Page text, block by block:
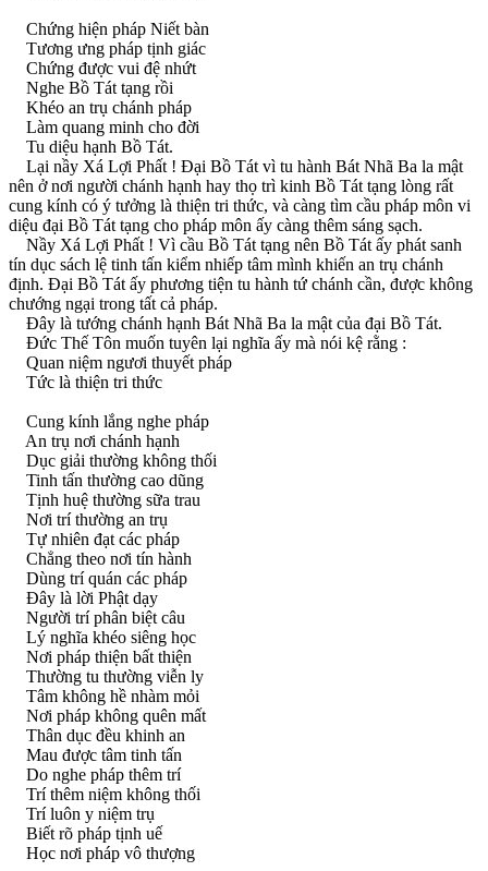
Chứng hiện pháp Niết bàn
Tương ưng pháp tịnh giác
Chứng được vui đệ nhứt
Nghe Bồ Tát tạng rồi
Khéo an trụ chánh pháp
Làm quang minh cho đời
Tu diệu hạnh Bồ Tát.
Lại nầy Xá Lợi Phất ! Ðại Bồ Tát vì tu hành Bát Nhã Ba la mật
nên ở nơi người chánh hạnh hay thọ trì kinh Bồ Tát tạng lòng rất
cung kính có ý tưởng là thiện tri thức, và càng tìm cầu pháp môn vi
diệu đại Bồ Tát tạng cho pháp môn ấy càng thêm sáng sạch.
Nầy Xá Lợi Phất ! Vì cầu Bồ Tát tạng nên Bồ Tát ấy phát sanh
tín dục sách lệ tinh tấn kiểm nhiếp tâm mình khiến an trụ chánh
định. Ðại Bồ Tát ấy phương tiện tu hành tứ chánh cần, được không
chướng ngại trong tất cả pháp.
Ðây là tướng chánh hạnh Bát Nhã Ba la mật của đại Bồ Tát.
Ðức Thế Tôn muốn tuyên lại nghĩa ấy mà nói kệ rằng :
Quan niệm ngươi thuyết pháp
Tức là thiện tri thức
Cung kính lắng nghe pháp
An trụ nơi chánh hạnh
Dục giải thường không thối
Tinh tấn thường cao dũng
Tịnh huệ thường sữa trau
Nơi trí thường an trụ
Tự nhiên đạt các pháp
Chẳng theo nơi tín hành
Dùng trí quán các pháp
Ðây là lời Phật dạy
Người trí phân biệt câu
Lý nghĩa khéo siêng học
Nơi pháp thiện bất thiện
Thường tu thường viễn ly
Tâm không hề nhàm mỏi
Nơi pháp không quên mất
Thân dục đều khinh an
Mau được tâm tinh tấn
Do nghe pháp thêm trí
Trí thêm niệm không thối
Trí luôn y niệm trụ
Biết rõ pháp tịnh uế
Học nơi pháp vô thượng